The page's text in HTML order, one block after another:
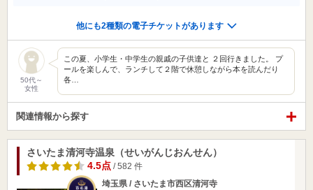
他にも2種類の電子チケットがあります
50代～
女性
この夏、小学生・中学生の親戚の子供達と ２回行きました。 プ
ールを楽しんで、ランチして２階で休憩しながら本を読んだり
各…
関連情報から探す
さいたま清河寺温泉（せいがんじおんせん）
4.5点 / 582 件
埼玉県 / さいたま市西区清河寺